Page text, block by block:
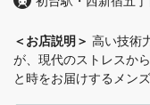
＜お店説明＞ 高い技術
が、現代のストレスか
と時をお届けするメンズエステで